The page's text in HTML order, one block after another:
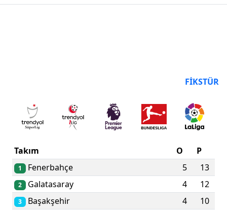
FIKSTÜR
Takım O P
1 Fenerbahçe 5 13
2 Galatasaray 4 12
3 Başakşehir 4 10